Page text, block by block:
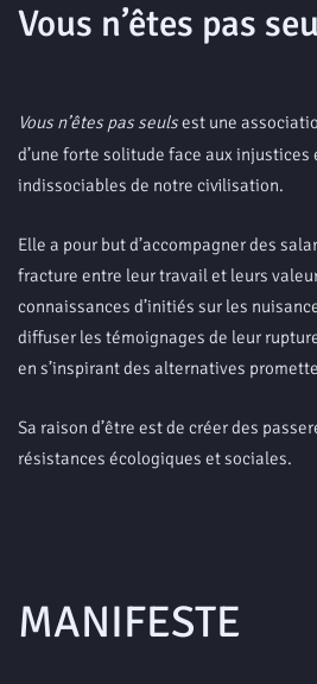
Vous n’êtes pas
Vous n’êtes pas seulsest une
d’une forte solitude face aux injustices
indissociables de notre civilisation.
Elle a pour but d’accompagner des
fracture entre leur travail et leurs
connaissances d’initiés sur les
diffuser les témoignages de leur
en s’inspirant des alternatives
Sa raison d’être est de créer des
résistances écologiques et sociales.
MANIFESTE